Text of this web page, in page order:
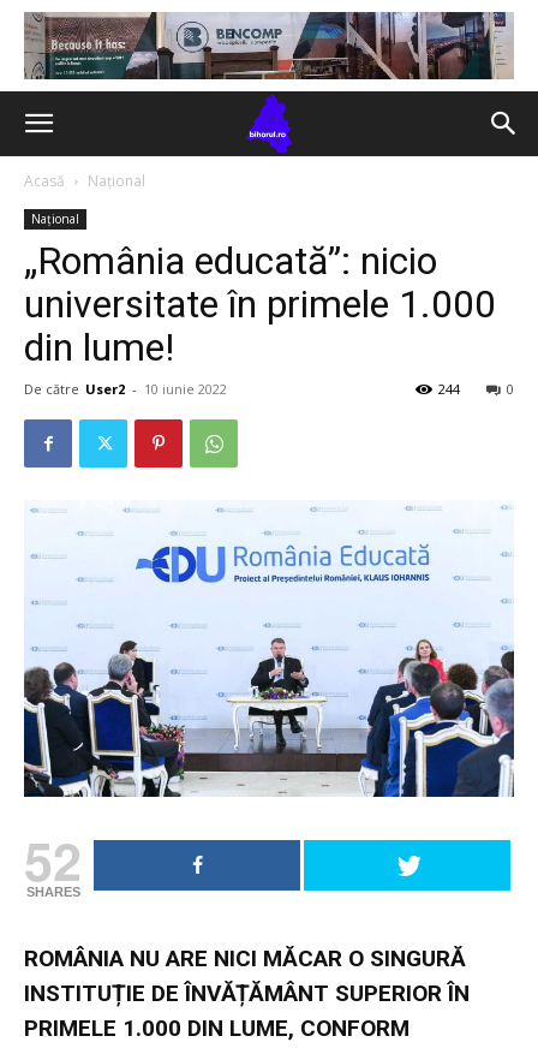
Acasă Național
Național
„România educată”: nicio
universitate în primele 1.000
din lume!
De către User2 - 10 iunie 2022 0
244
52
SHARES
ROMÂNIA NU ARE NICI MĂCAR O SINGURĂ
INSTITUȚIE DE ÎNVĂȚĂMÂNT SUPERIOR ÎN
PRIMELE 1.000 DIN LUME, CONFORM